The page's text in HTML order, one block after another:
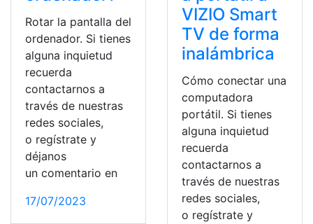
Rotar la pantalla del
ordenador. Si tienes
alguna inquietud
recuerda
contactarnos a
través de nuestras
redes sociales,
o regístrate y
déjanos
un comentario en
17/07/2023
VIZIO Smart
TV de forma
inalámbrica
Cómo conectar una
computadora
portátil. Si tienes
alguna inquietud
recuerda
contactarnos a
través de nuestras
redes sociales,
o regístrate y